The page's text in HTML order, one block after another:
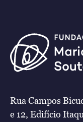
Rua Campos
e 12, Edifício